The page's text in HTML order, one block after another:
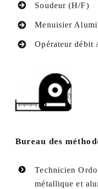
Soudeur (H/F)
Menuisier
Opérateur débit
Bureau des
Technicien
métallique et